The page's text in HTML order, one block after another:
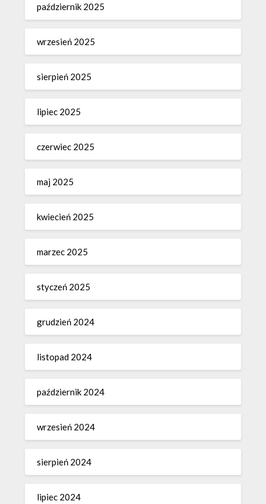
październik 2025
wrzesień 2025
sierpień 2025
lipiec 2025
czerwiec 2025
maj 2025
kwiecień 2025
marzec 2025
styczeń 2025
grudzień 2024
listopad 2024
październik 2024
wrzesień 2024
sierpień 2024
lipiec 2024